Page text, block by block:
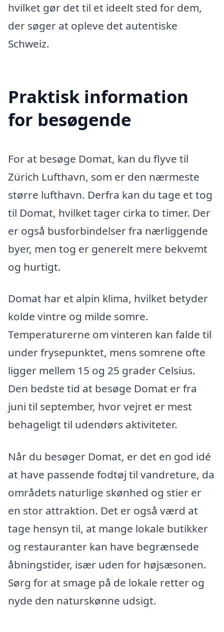
hvilket gør det til et ideelt sted for dem,
der søger at opleve det autentiske
Schweiz.
Praktisk information
for besøgende
For at besøge Domat, kan du flyve til
Zürich Lufthavn, som er den nærmeste
større lufthavn. Derfra kan du tage et tog
til Domat, hvilket tager cirka to timer. Der
er også busforbindelser fra nærliggende
byer, men tog er generelt mere bekvemt
og hurtigt.
Domat har et alpin klima, hvilket betyder
kolde vintre og milde somre.
Temperaturerne om vinteren kan falde til
under frysepunktet, mens somrene ofte
ligger mellem 15 og 25 grader Celsius.
Den bedste tid at besøge Domat er fra
juni til september, hvor vejret er mest
behageligt til udendørs aktiviteter.
Når du besøger Domat, er det en god idé
at have passende fodtøj til vandreture, da
områdets naturlige skønhed og stier er
en stor attraktion. Det er også værd at
tage hensyn til, at mange lokale butikker
og restauranter kan have begrænsede
åbningstider, især uden for højsæsonen.
Sørg for at smage på de lokale retter og
nyde den naturskønne udsigt.